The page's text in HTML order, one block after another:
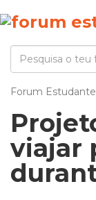
Forum
viajar